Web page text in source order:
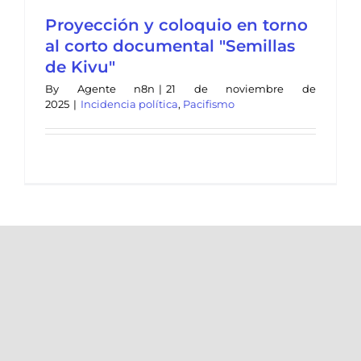
Proyección y coloquio en torno
al corto documental "Semillas
de Kivu"
By Agente n8n | 21 de noviembre de
2025 | Incidencia política, Pacifismo